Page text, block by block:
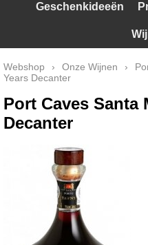
Rode Druiven
Geschenkideeën
Webshop › Onze Wijnen ›
Years Decanter
Port Caves Santa
Decanter